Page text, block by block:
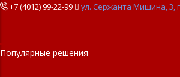
+7 (4012) 99-22-99  ул. Сержанта Мишина, 3,
Популярные решения